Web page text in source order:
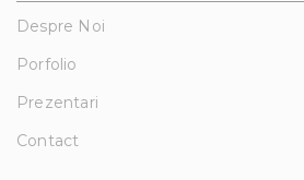
Despre Noi
Porfolio
Prezentari
Contact